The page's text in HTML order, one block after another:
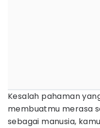
Kesalah pahaman
membuatmu merasa
sebagai manusia,